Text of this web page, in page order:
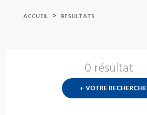
ACCUEIL > RESULTATS
0 résultat
+ VOTRE RECHERCHE